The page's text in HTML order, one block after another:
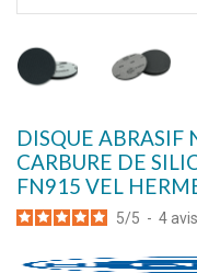
DISQUE ABRASIF
CARBURE DE
FN915 VEL
5/5 - 4 avis